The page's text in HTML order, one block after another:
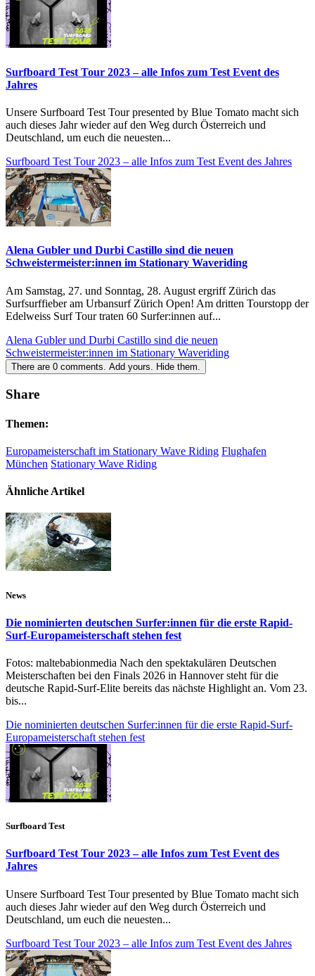
Surfboard Test Tour 2023 – alle Infos zum Test Event des
Jahres
Unsere Surfboard Test Tour presented by Blue Tomato macht sich
auch dieses Jahr wieder auf den Weg durch Österreich und
Deutschland, um euch die neuesten...
Surfboard Test Tour 2023 – alle Infos zum Test Event des Jahres
Alena Gubler und Durbi Castillo sind die neuen
Schweistermeister:innen im Stationary Waveriding
Am Samstag, 27. und Sonntag, 28. August ergriff Zürich das
Surfsurffieber am Urbansurf Zürich Open! Am dritten Tourstopp der
Edelweiss Surf Tour traten 60 Surfer:innen auf...
Alena Gubler und Durbi Castillo sind die neuen
Schweistermeister:innen im Stationary Waveriding
There are 0 comments. Add yours. Hide them.
Share
Themen:
Europameisterschaft im Stationary Wave Riding Flughafen
München Stationary Wave Riding
Ähnliche Artikel
News
Die nominierten deutschen Surfer:innen für die erste Rapid-
Surf-Europameisterschaft stehen fest
Fotos: maltebabionmedia Nach den spektakulären Deutschen
Meisterschaften bei den Finals 2026 in Hannover steht für die
deutsche Rapid-Surf-Elite bereits das nächste Highlight an. Vom 23.
bis...
Die nominierten deutschen Surfer:innen für die erste Rapid-Surf-
Europameisterschaft stehen fest
Surfboard Test
Surfboard Test Tour 2023 – alle Infos zum Test Event des
Jahres
Unsere Surfboard Test Tour presented by Blue Tomato macht sich
auch dieses Jahr wieder auf den Weg durch Österreich und
Deutschland, um euch die neuesten...
Surfboard Test Tour 2023 – alle Infos zum Test Event des Jahres